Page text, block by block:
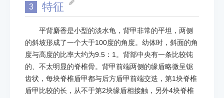
3 特征
平背麝香是小型的淡水龟，背甲非常的平坦，两侧
的斜坡形成了一个大于100度的角度。幼体时，斜面的角
度与高度的比率大约为9.5：1。背部中央有一条比较钝
的、不太明显的脊椎骨。背甲前端两侧的缘盾略微呈锯
齿状，每块脊椎盾甲都与后方盾甲前端交迭，第1块脊椎
盾甲比较的长，从不于第2块缘盾相接触，另外4块脊椎